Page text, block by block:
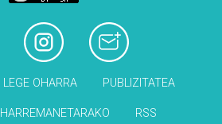
LEGE OHARRA PUBLIZITATEA
HARREMANETARAKO RSS